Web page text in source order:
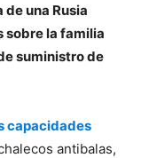
una Rusia
sobre la familia
suministro de
capacidades
antibalas,